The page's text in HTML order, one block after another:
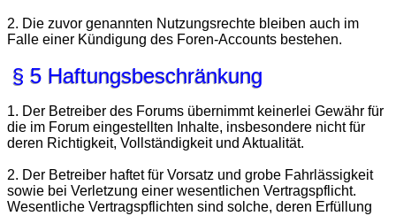
2. Die zuvor genannten Nutzungsrechte bleiben auch im
Falle einer Kündigung des Foren-Accounts bestehen.
§ 5 Haftungsbeschränkung
1. Der Betreiber des Forums übernimmt keinerlei Gewähr für
die im Forum eingestellten Inhalte, insbesondere nicht für
deren Richtigkeit, Vollständigkeit und Aktualität.
2. Der Betreiber haftet für Vorsatz und grobe Fahrlässigkeit
sowie bei Verletzung einer wesentlichen Vertragspflicht.
Wesentliche Vertragspflichten sind solche, deren Erfüllung